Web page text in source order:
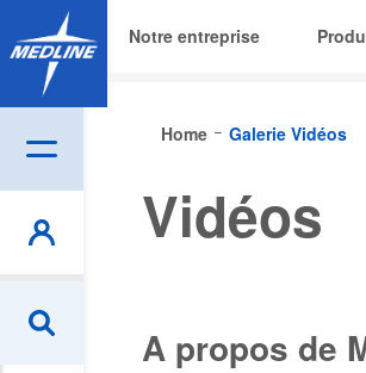
Notre entreprise
Home Galerie Vidéos
Vidéos
A propos de